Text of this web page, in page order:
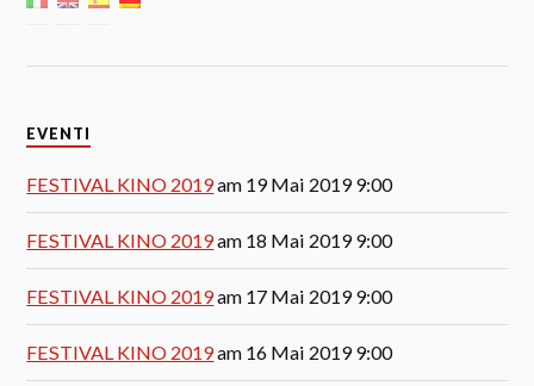
EVENTI
FESTIVAL KINO 2019am 19 Mai 2019 9:00
FESTIVAL KINO 2019am 18 Mai 2019 9:00
FESTIVAL KINO 2019am 17 Mai 2019 9:00
FESTIVAL KINO 2019am 16 Mai 2019 9:00